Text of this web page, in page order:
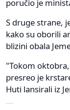
poručio je
S druge strane,
kako su oborili
blizini obala
"Tokom
presreo je
Huti lansirali iz